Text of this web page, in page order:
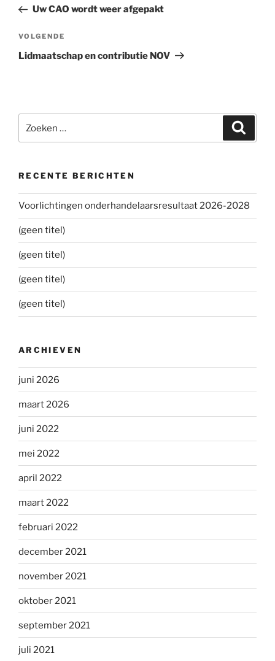
bericht
Uw CAO wordt weer afgepakt
Volgend
bericht
VOLGENDE
Lidmaatschap en contributie NOV
naar:
RECENTE BERICHTEN
Voorlichtingen onderhandelaarsresultaat 2026-2028
(geen titel)
(geen titel)
(geen titel)
(geen titel)
ARCHIEVEN
juni 2026
maart 2026
juni 2022
mei 2022
april 2022
maart 2022
februari 2022
december 2021
november 2021
oktober 2021
september 2021
juli 2021